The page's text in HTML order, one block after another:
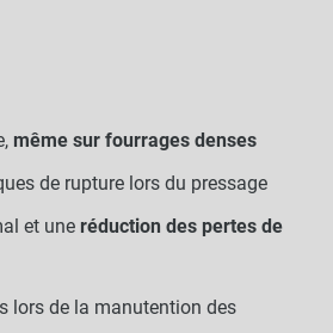
même sur fourrages denses
de rupture lors du pressage
et une réduction des pertes de
lors de la manutention des